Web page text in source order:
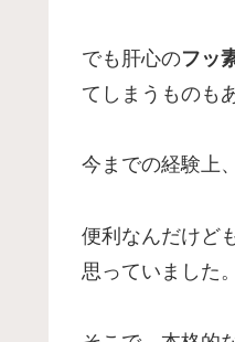
でも肝心のフッ
てしまうものも
今までの経験上
便利なんだけど
思っていました。